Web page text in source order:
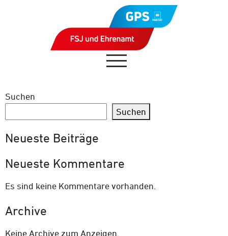
Suchen
Suchen
Neueste Beiträge
Neueste Kommentare
Es sind keine Kommentare vorhanden.
Archive
Keine Archive zum Anzeigen.